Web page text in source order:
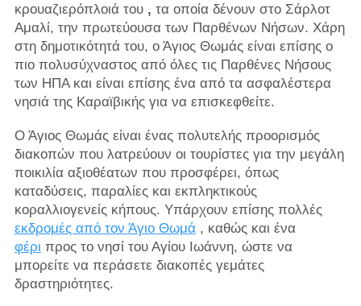
κρουαζιερόπλοιά του , τα οποία δένουν στο Σάρλοτ
Αμαλί, την πρωτεύουσα των Παρθένων Νήσων. Χάρη
στη δημοτικότητά του, ο Άγιος Θωμάς είναι επίσης ο
πιο πολυσύχναστος από όλες τις Παρθένες Νήσους
των ΗΠΑ και είναι επίσης ένα από τα ασφαλέστερα
νησιά της Καραϊβικής για να επισκεφθείτε.
Ο Άγιος Θωμάς είναι ένας πολυτελής προορισμός
διακοπών που λατρεύουν οι τουρίστες για την μεγάλη
ποικιλία αξιοθέατων που προσφέρει, όπως
καταδύσεις, παραλίες και εκπληκτικούς
κοραλλιογενείς κήπους. Υπάρχουν επίσης πολλές
εκδρομές από τον Άγιο Θωμά, καθώς και ένα
φέρι προς το νησί του Αγίου Ιωάννη, ώστε να
μπορείτε να περάσετε διακοπές γεμάτες
δραστηριότητες.